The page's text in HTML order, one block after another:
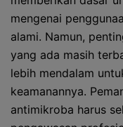
mengenai
alami. Namun,
yang ada masih
lebih mendalam
keamanannya.
antimikroba harus